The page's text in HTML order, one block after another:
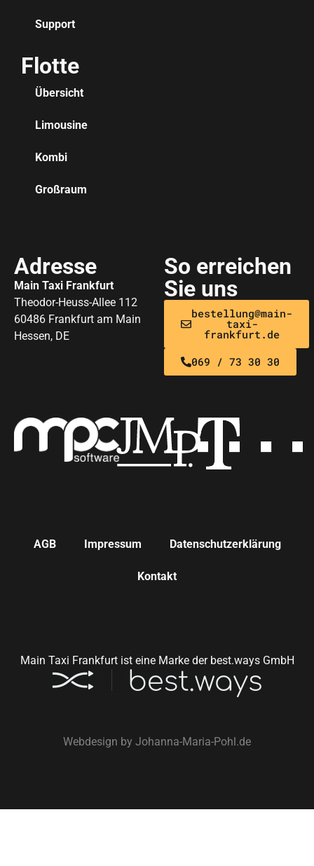
Support
Flotte
Übersicht
Limousine
Kombi
Großraum
Adresse
Main Taxi Frankfurt
Theodor-Heuss-Allee 112
60486 Frankfurt am Main
Hessen, DE
So erreichen
Sie uns
bestellung@main-
taxi-
frankfurt.de
069 / 73 30 30
AGB Impressum Datenschutzerklärung
Kontakt
Main Taxi Frankfurt ist eine Marke der best.ways GmbH
Webdesign by Johanna-Maria-Pohl.de